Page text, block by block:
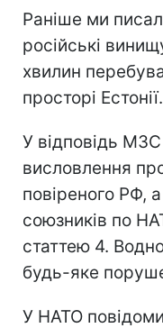
Раніше ми
російські
хвилин
просторі Естонії.
У відповідь МЗС
висловлення
повіреного РФ,
союзників по
статтею 4.
будь-яке
У НАТО